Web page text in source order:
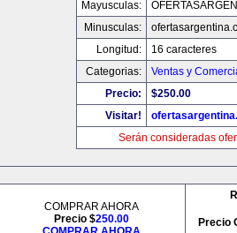
Mayusculas:
Minusculas:
Longitud:
16 caracteres
Categorias:
Ventas y
Precio:
$250.00
Visitar!
Serán consideradas
COMPRAR AHORA
Precio $250.00
Precio